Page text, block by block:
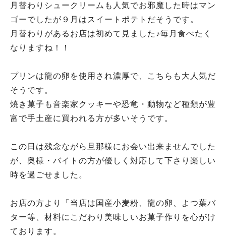
月替わりシュークリームも人気でお邪魔した時はマン
ゴーでしたが９月はスイートポテトだそうです。
月替わりがあるお店は初めて見ました♪毎月食べたく
なりますね！！
プリンは龍の卵を使用され濃厚で、こちらも大人気だ
そうです。
焼き菓子も音楽家クッキーや恐竜・動物など種類が豊
富で手土産に買われる方が多いそうです。
この日は残念ながら旦那様にお会い出来ませんでした
が、奥様・バイトの方が優しく対応して下さり楽しい
時を過ごせました。
お店の方より「当店は国産小麦粉、龍の卵、よつ葉バ
ター等、材料にこだわり美味しいお菓子作りを心がけ
ております。